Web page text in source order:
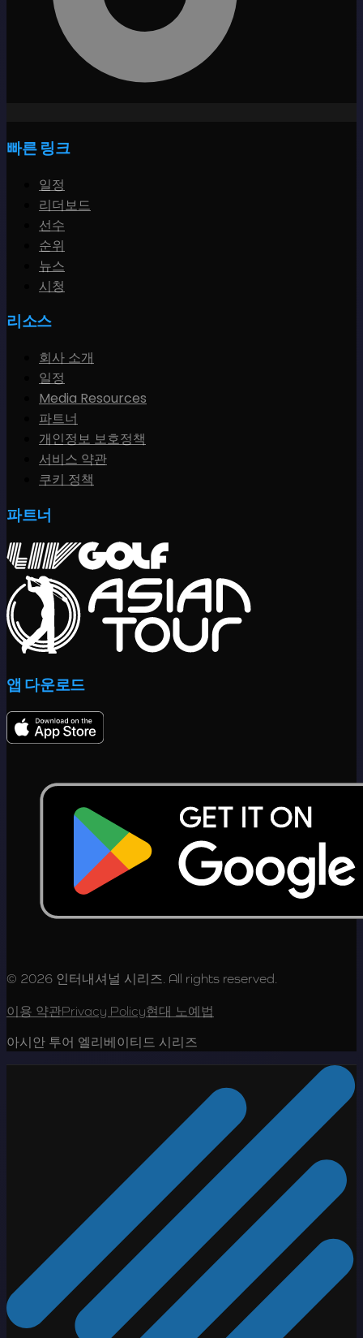
빠른 링크
일정
리더보드
선수
순위
뉴스
시청
리소스
회사 소개
일정
Media Resources
파트너
개인정보 보호정책
서비스 약관
쿠키 정책
파트너
앱 다운로드
© 2026 인터내셔널 시리즈. All rights reserved.
이용 약관Privacy Policy현대 노예법
아시안 투어 엘리베이티드 시리즈